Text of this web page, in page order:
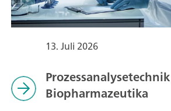
13. Juli 2026
Biopharmazeutika